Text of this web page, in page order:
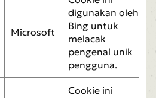
Microsoft
digunakan oleh
Bing untuk
melacak
pengenal unik
pengguna.
Cookie ini